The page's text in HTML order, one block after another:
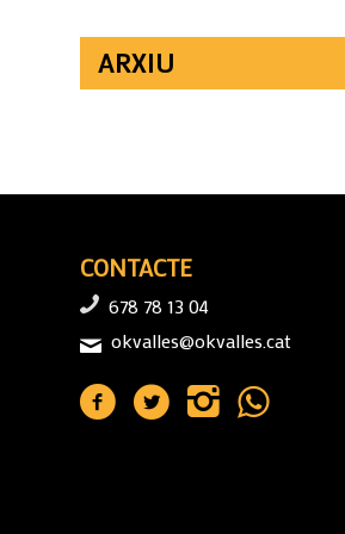
ARXIU
CONTACTE
678 78 13 04
okvalles@okvalles.cat